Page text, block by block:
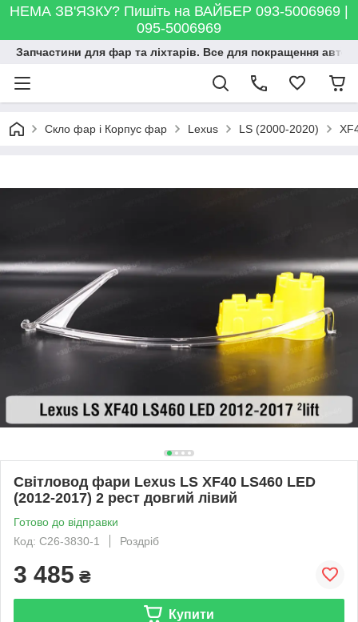
НЕМА ЗВ'ЯЗКУ? Пишіть на ВАЙБЕР 093-5006969 |
095-5006969
Запчастини для фар та ліхтарів. Все для покращення
Скло фар і Корпус фар Lexus LS (2000-2020)
Світловод фари Lexus LS XF40 LS460 LED
(2012-2017) 2 рест довгий лівий
Готово до відправки
Код: C26-3830-1
Роздріб
3 485 ₴
Купити